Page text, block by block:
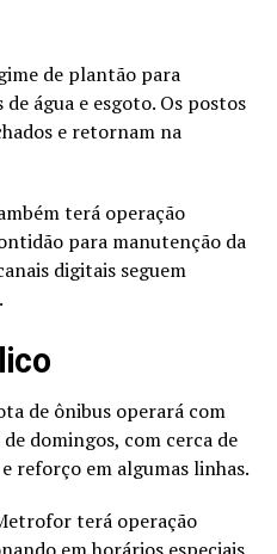
de plantão para
água e esgoto. Os postos
e retornam na
terá operação
para manutenção da
digitais seguem
de ônibus operará com
domingos, com cerca de
reforço em algumas linhas.
terá operação
em horários especiais.